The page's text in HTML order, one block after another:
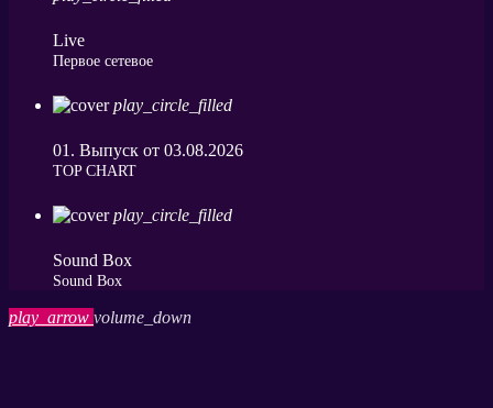
Live
Первое сетевое
play_circle_filled
01. Выпуск от 03.08.2026
ТОP CHART
play_circle_filled
Sound Box
Sound Box
play_arrow volume_down